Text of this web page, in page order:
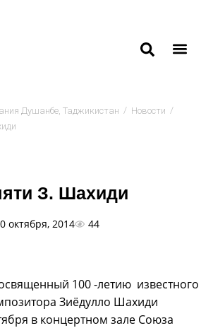
Душанбе, Таджикистан / Новости /
З. Шахиди
октября, 2014 44
100 -летию известного
Зиёдулло Шахиди
в концертном зале Cоюза